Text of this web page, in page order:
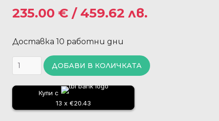
235.00 € / 459.62 лв.
Доставка 10 работни дни
ДОБАВИ В КОЛИЧКАТА
Купи с
13 x €20.43